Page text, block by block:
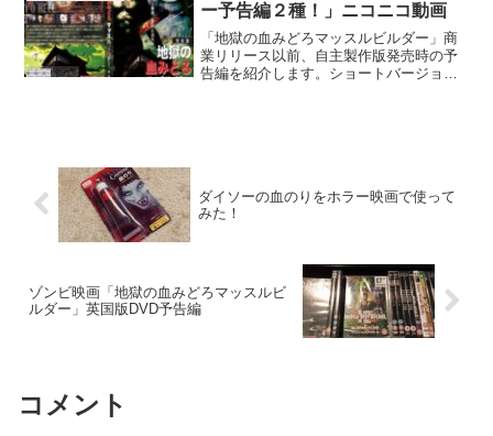
ー予告編２種！」ニコニコ動画
「地獄の血みどろマッスルビルダー」商
業リリース以前、自主製作版発売時の予
告編を紹介します。ショートバージョン
ダイソーの血のりをホラー映画で使って
みた！
ゾンビ映画「地獄の血みどろマッスルビ
ルダー」英国版DVD予告編
コメント